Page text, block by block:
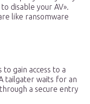
disable your AV».
like ransomware
gain access to a
tailgater waits for an
a secure entry